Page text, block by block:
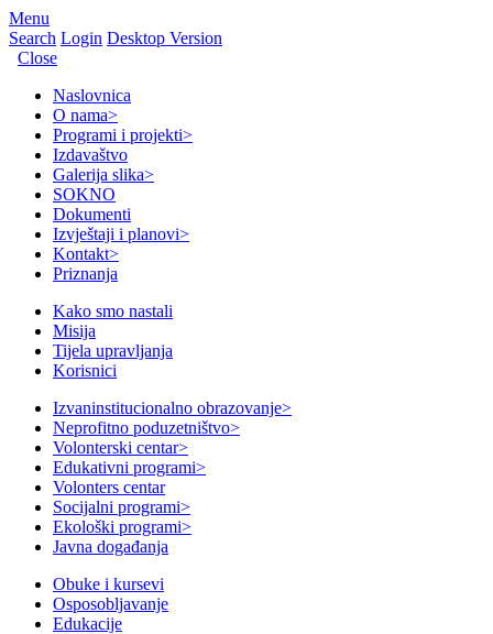
Menu
Search Login Desktop Version
Close
Naslovnica
O nama>
Programi i projekti>
Izdavaštvo
Galerija slika>
SOKNO
Dokumenti
Izvještaji i planovi>
Kontakt>
Priznanja
Kako smo nastali
Misija
Tijela upravljanja
Korisnici
Izvaninstitucionalno obrazovanje>
Neprofitno poduzetništvo>
Volonterski centar>
Edukativni programi>
Volonters centar
Socijalni programi>
Ekološki programi>
Javna događanja
Obuke i kursevi
Osposobljavanje
Edukacije